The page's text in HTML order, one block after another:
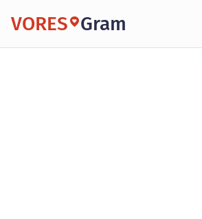
VORES Gram